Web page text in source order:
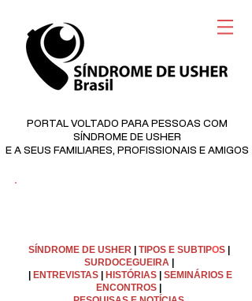
PORTAL VOLTADO PARA PESSOAS COM
SÍNDROME DE USHER
E A SEUS FAMILIARES, PROFISSIONAIS E AMIGOS
©
SÍNDROME DE USHER TIPOS E SUBTIPOS
SURDOCEGUEIRA
ENTREVISTAS HISTÓRIAS| SEMINÁRIOS E
ENCONTROS